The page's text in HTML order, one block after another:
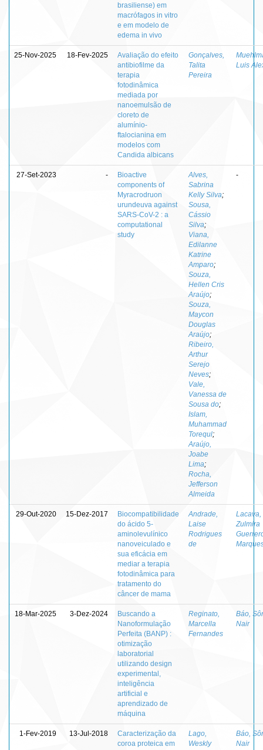
brasiliense) em
macrófagos in vitro
e em modelo de
edema in vivo
25-Nov-2025 18-Fev-2025
Avaliação do efeito
antibiofilme da
terapia
fotodinâmica
mediada por
nanoemulsão de
cloreto de
alumínio-
ftalocianina em
modelos com
Candida albicans
Gonçalves,
Talita
Pereira
Luis
27-Set-2023 -
Bioactive
components of
Myracrodruon
urundeuva against
SARS-CoV-2 : a
computational
study
Alves,
Sabrina
Kelly Silva;
Sousa,
Cássio
Silva;
Viana,
Edilanne
Katrine
Amparo;
Souza,
Hellen Cris
Araújo;
Souza,
Maycon
Douglas
Araújo;
Ribeiro,
Arthur
Serejo
Neves;
Vale,
Vanessa de
Sousa do;
Islam,
Muhammad
Torequl;
Araújo,
Joabe
Lima;
Rocha,
Jefferson
Almeida
-
29-Out-2020 15-Dez-2017
Biocompatibilidade
do ácido 5-
aminolevulínico
nanoveiculado e
sua eficácia em
mediar a terapia
fotodinâmica para
tratamento do
câncer de mama
Andrade,
Laise
Rodrigues
de
Lacava,
Zulmira
18-Mar-2025 3-Dez-2024
Buscando a
Nanoformulação
Perfeita (BANP) :
otimização
laboratorial
utilizando design
experimental,
inteligência
artificial e
aprendizado de
máquina
Reginato,
Marcella
Fernandes
Báo,
Nair
1-Fev-2019 13-Jul-2018
Caracterização da
coroa proteica em
Lago,
Weskly
Báo,
Nair